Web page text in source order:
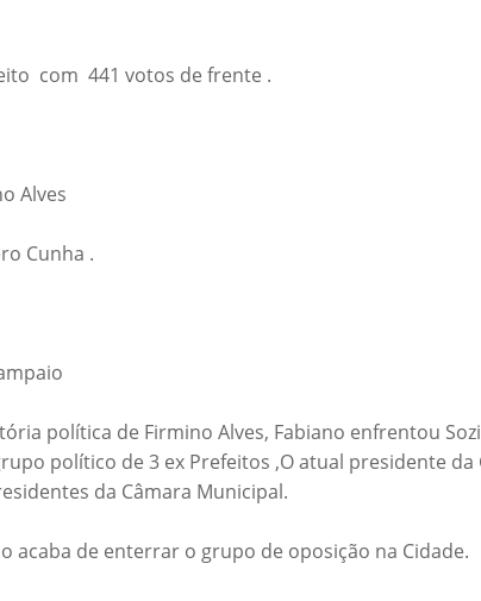
com 441 votos de frente .
Alves
Cunha .
política de Firmino Alves, Fabiano enfrentou
político de 3 ex Prefeitos ,O atual presidente da
da Câmara Municipal.
acaba de enterrar o grupo de oposição na Cidade.